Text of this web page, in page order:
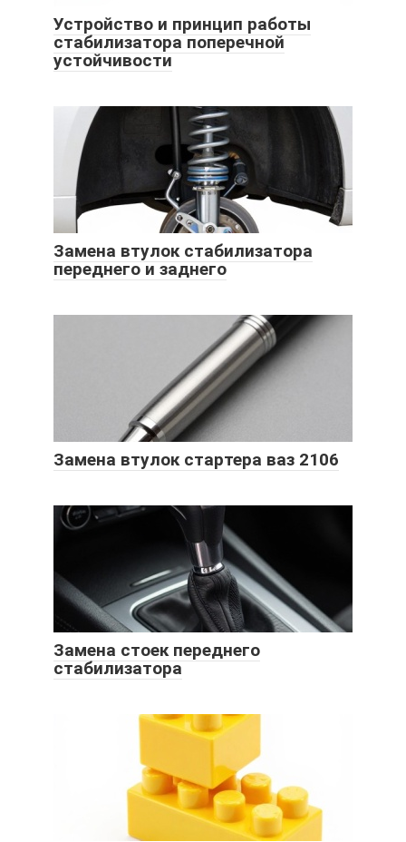
Устройство и принцип работы
стабилизатора поперечной
устойчивости
Замена втулок стабилизатора
переднего и заднего
Замена втулок стартера ваз 2106
Замена стоек переднего
стабилизатора